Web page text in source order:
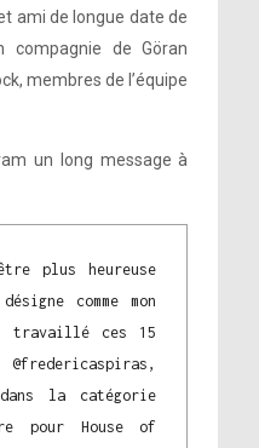
ami de longue date de
compagnie de Göran
membres de l’équipe
un long message à
plus heureuse
comme mon
travaillé ces 15
la catégorie
pour House of